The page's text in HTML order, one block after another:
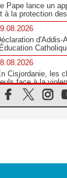
Le Pape lance un
à la protection
d'Addis-
Cisjordanie, les
face à la
08.08.2026
XIV au